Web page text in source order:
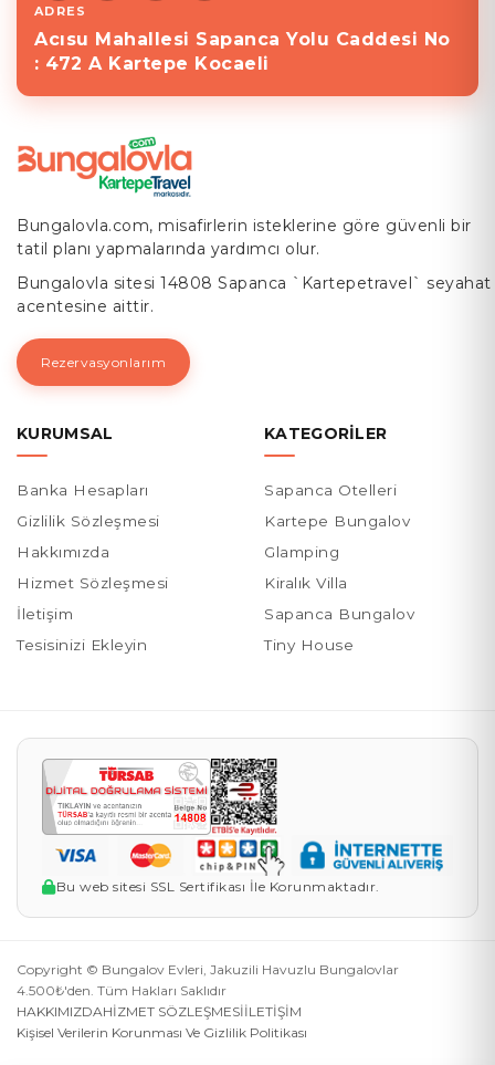
ADRES
Acısu Mahallesi Sapanca Yolu Caddesi No
: 472 A Kartepe Kocaeli
Bungalovla.com, misafirlerin isteklerine göre güvenli bir
tatil planı yapmalarında yardımcı olur.
Bungalovla sitesi 14808 Sapanca `Kartepetravel` seyahat
acentesine aittir.
Rezervasyonlarım
KURUMSAL
Banka Hesapları
Gizlilik Sözleşmesi
Hakkımızda
Hizmet Sözleşmesi
İletişim
Tesisinizi Ekleyin
KATEGORILER
Sapanca Otelleri
Kartepe Bungalov
Glamping
Kiralık Villa
Sapanca Bungalov
Tiny House
Bu web sitesi SSL Sertifikası İle Korunmaktadır.
Copyright © Bungalov Evleri, Jakuzili Havuzlu Bungalovlar
4.500₺'den. Tüm Hakları Saklıdır
HAKKIMIZDAHİZMET SÖZLEŞMESİİLETİŞİM
Kişisel Verilerin Korunması Ve Gizlilik Politikası